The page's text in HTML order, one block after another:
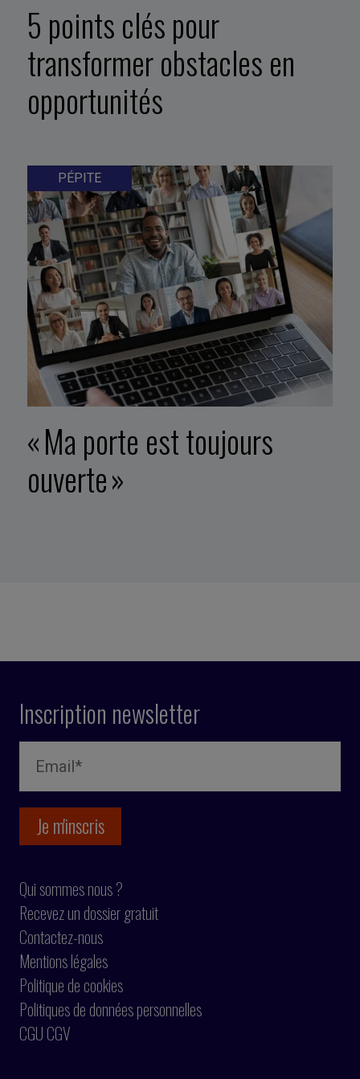
5 points clés pour
transformer obstacles en
opportunités
PÉPITE
« Ma porte est toujours
ouverte »
Inscription newsletter
Qui sommes nous ?
Recevez un dossier gratuit
Contactez-nous
Mentions légales
Politique de cookies
Politiques de données personnelles
CGU CGV